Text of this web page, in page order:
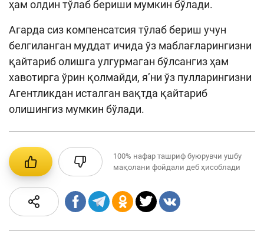
ҳам олдин тўлаб бериши мумкин бўлади.
Агарда сиз компенсатсия тўлаб бериш учун
белгиланган муддат ичида ўз маблағларингизни
қайтариб олишга улгурмаган бўлсангиз ҳам
хавотирга ўрин қолмайди, я’ни ўз пулларингизни
Агентликдан исталган вақтда қайтариб
олишингиз мумкин бўлади.
100% нафар ташриф буюрувчи ушбу
мақолани фойдали деб ҳисоблади